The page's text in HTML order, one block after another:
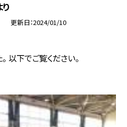
更新日 2024/01/10
以下でご覧ください。